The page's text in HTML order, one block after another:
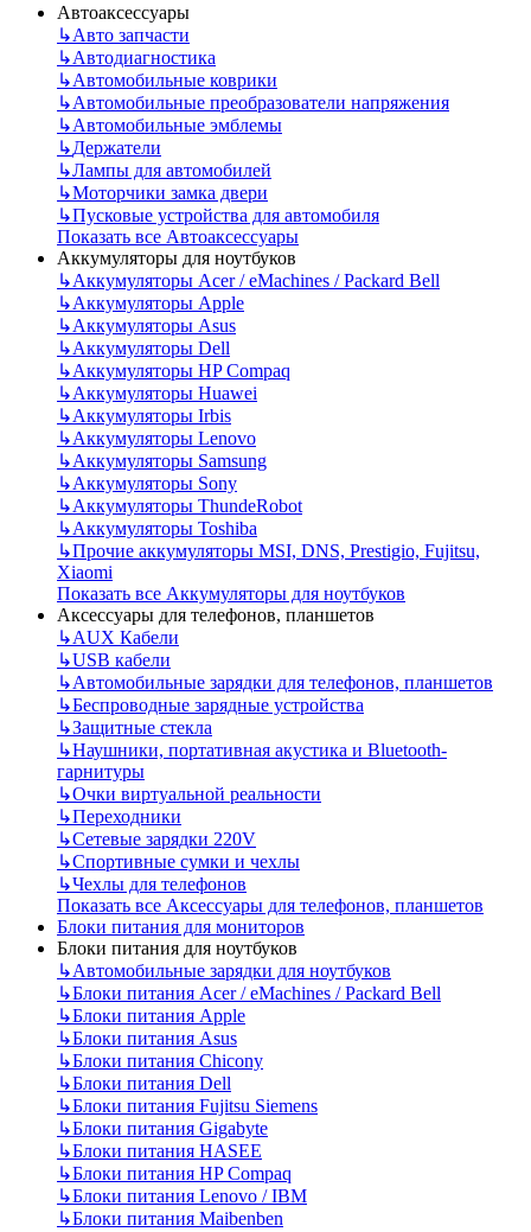
Автоаксессуары
↳Авто запчасти
↳Автодиагностика
↳Автомобильные коврики
↳Автомобильные преобразователи напряжения
↳Автомобильные эмблемы
↳Держатели
↳Лампы для автомобилей
↳Моторчики замка двери
↳Пусковые устройства для автомобиля
Показать все Автоаксессуары
Аккумуляторы для ноутбуков
↳Аккумуляторы Acer / eMachines / Packard Bell
↳Аккумуляторы Apple
↳Аккумуляторы Asus
↳Аккумуляторы Dell
↳Аккумуляторы HP Compaq
↳Аккумуляторы Huawei
↳Аккумуляторы Irbis
↳Аккумуляторы Lenovo
↳Аккумуляторы Samsung
↳Аккумуляторы Sony
↳Аккумуляторы ThundeRobot
↳Аккумуляторы Toshiba
↳Прочие аккумуляторы MSI, DNS, Prestigio, Fujitsu,
Xiaomi
Показать все Аккумуляторы для ноутбуков
Аксессуары для телефонов, планшетов
↳AUX Кабели
↳USB кабели
↳Автомобильные зарядки для телефонов, планшетов
↳Беспроводные зарядные устройства
↳Защитные стекла
↳Наушники, портативная акустика и Bluetooth-
гарнитуры
↳Очки виртуальной реальности
↳Переходники
↳Сетевые зарядки 220V
↳Спортивные сумки и чехлы
↳Чехлы для телефонов
Показать все Аксессуары для телефонов, планшетов
Блоки питания для мониторов
Блоки питания для ноутбуков
↳Автомобильные зарядки для ноутбуков
↳Блоки питания Acer / eMachines / Packard Bell
↳Блоки питания Apple
↳Блоки питания Asus
↳Блоки питания Chicony
↳Блоки питания Dell
↳Блоки питания Fujitsu Siemens
↳Блоки питания Gigabyte
↳Блоки питания HASEE
↳Блоки питания HP Compaq
↳Блоки питания Lenovo / IBM
↳Блоки питания Maibenben